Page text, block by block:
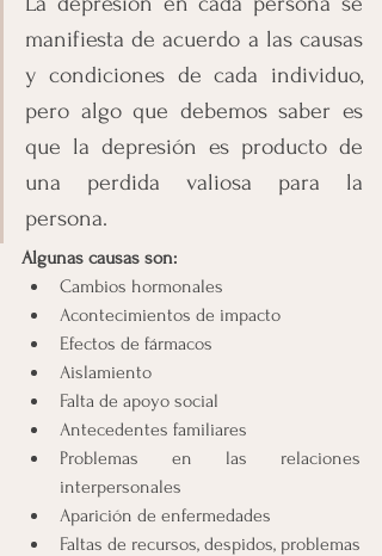
manifiesta de acuerdo a las causas
y condiciones de cada individuo,
pero algo que debemos saber es
que la depresión es producto de
una perdida valiosa para la
persona.
Algunas causas son:
Cambios hormonales
Acontecimientos de impacto
Efectos de fármacos
Aislamiento
Falta de apoyo social
Antecedentes familiares
Problemas en las relaciones
interpersonales
Aparición de enfermedades
Faltas de recursos, despidos, problemas